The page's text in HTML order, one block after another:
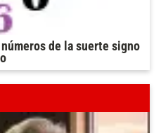
de la suerte signo